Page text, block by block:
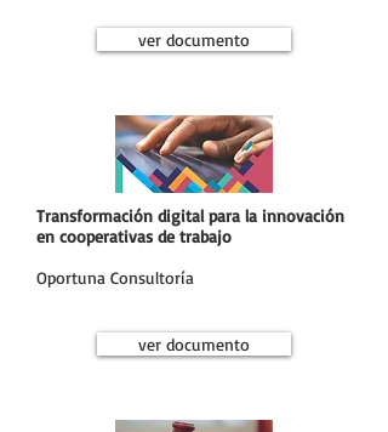
ver documento
Transformación digital para la innovación
en cooperativas de trabajo
Oportuna Consultoría
ver documento